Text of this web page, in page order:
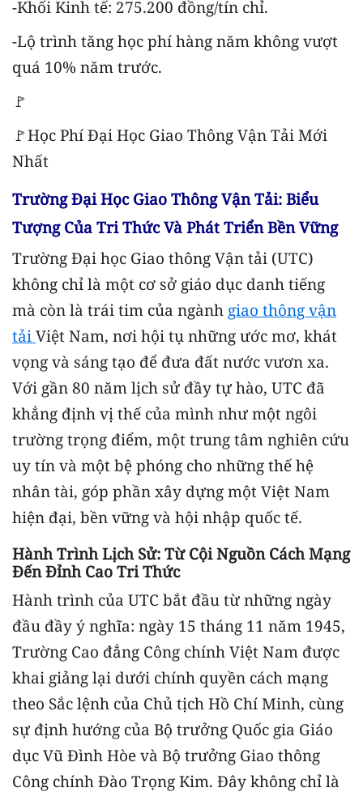
-Khối Kinh tế: 275.200 đồng/tín chỉ.
-Lộ trình tăng học phí hàng năm không vượt
quá 10% năm trước.
🚩
🚩Học Phí Đại Học Giao Thông Vận Tải Mới
Nhất
Trường Đại Học Giao Thông Vận Tải: Biểu
Tượng Của Tri Thức Và Phát Triển Bền Vững
Trường Đại học Giao thông Vận tải (UTC)
không chỉ là một cơ sở giáo dục danh tiếng
mà còn là trái tim của ngành giao thông vận
tải Việt Nam, nơi hội tụ những ước mơ, khát
vọng và sáng tạo để đưa đất nước vươn xa.
Với gần 80 năm lịch sử đầy tự hào, UTC đã
khẳng định vị thế của mình như một ngôi
trường trọng điểm, một trung tâm nghiên cứu
uy tín và một bệ phóng cho những thế hệ
nhân tài, góp phần xây dựng một Việt Nam
hiện đại, bền vững và hội nhập quốc tế.
Hành Trình Lịch Sử: Từ Cội Nguồn Cách Mạng
Đến Đỉnh Cao Tri Thức
Hành trình của UTC bắt đầu từ những ngày
đầu đầy ý nghĩa: ngày 15 tháng 11 năm 1945,
Trường Cao đẳng Công chính Việt Nam được
khai giảng lại dưới chính quyền cách mạng
theo Sắc lệnh của Chủ tịch Hồ Chí Minh, cùng
sự định hướng của Bộ trưởng Quốc gia Giáo
dục Vũ Đình Hòe và Bộ trưởng Giao thông
Công chính Đào Trọng Kim. Đây không chỉ là